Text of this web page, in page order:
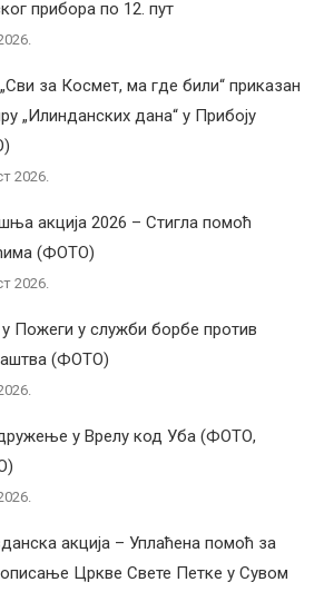
прибора по 12. пут
за Космет, ма где били“ приказан
„Илинданских дана“ у Прибоју
2026.
акција 2026 – Стигла помоћ
(ФОТО)
2026.
Пожеги у служби борбе против
(ФОТО)
у Врелу код Уба (ФОТО,
акција – Уплаћена помоћ за
Цркве Свете Петке у Сувом